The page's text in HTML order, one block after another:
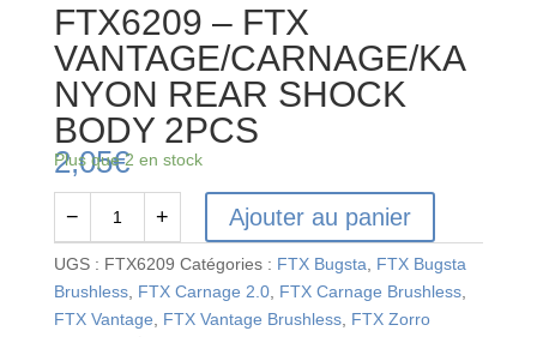
FTX6209 – FTX
VANTAGE/CARNAGE/KA
NYON REAR SHOCK
BODY 2PCS
2,05€
Plus que 2 en stock
quantité
de
FTX6209
-
− + Ajouter au panier
UGS : FTX6209 Catégories : FTX Bugsta
FTX Bugsta
Brushless, FTX Carnage 2.0, FTX Carnage Brushless,
FTX Vantage
FTX Vantage Brushless, FTX Zorro